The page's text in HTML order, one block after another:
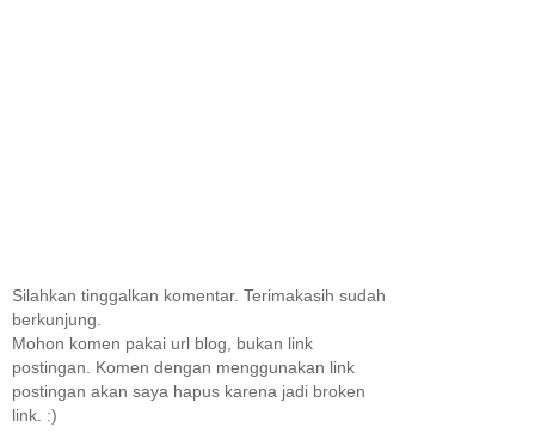
Silahkan tinggalkan komentar. Terimakasih sudah
berkunjung.
Mohon komen pakai url blog, bukan link
postingan. Komen dengan menggunakan link
postingan akan saya hapus karena jadi broken
link. :)